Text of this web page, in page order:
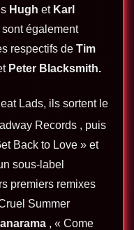
Hugh et Karl
sont également
respectifs de Tim
Peter Blacksmith.
Lads, ils sortent le
Records , puis
Back to Love » et
sous-label
premiers remixes
Summer
, « Come